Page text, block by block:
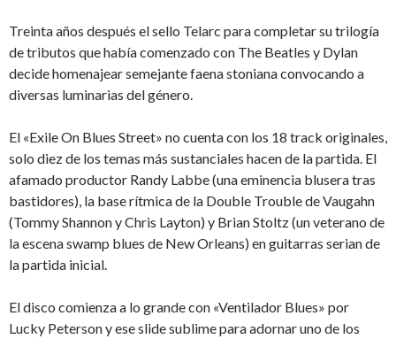
Treinta años después el sello Telarc para completar su trilogía
de tributos que había comenzado con The Beatles y Dylan
decide homenajear semejante faena stoniana convocando a
diversas luminarias del género.
El «Exile On Blues Street» no cuenta con los 18 track originales,
solo diez de los temas más sustanciales hacen de la partida. El
afamado productor Randy Labbe (una eminencia blusera tras
bastidores), la base rítmica de la Double Trouble de Vaugahn
(Tommy Shannon y Chris Layton) y Brian Stoltz (un veterano de
la escena swamp blues de New Orleans) en guitarras serian de
la partida inicial.
El disco comienza a lo grande con «Ventilador Blues» por
Lucky Peterson y ese slide sublime para adornar uno de los